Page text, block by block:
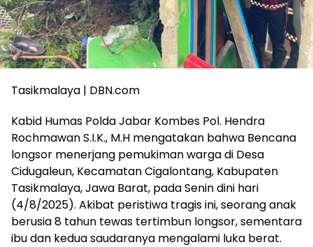
Tasikmalaya | DBN.com
Kabid Humas Polda Jabar Kombes Pol. Hendra
Rochmawan S.I.K., M.H mengatakan bahwa Bencana
longsor menerjang pemukiman warga di Desa
Cidugaleun, Kecamatan Cigalontang, Kabupaten
Tasikmalaya, Jawa Barat, pada Senin dini hari
(4/8/2025). Akibat peristiwa tragis ini, seorang anak
berusia 8 tahun tewas tertimbun longsor, sementara
ibu dan kedua saudaranya mengalami luka berat.